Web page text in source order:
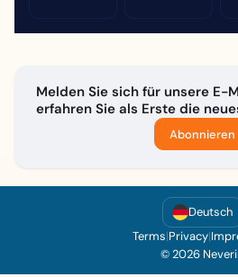
Melden Sie sich für unsere E-
erfahren Sie als Erste die
Abonnieren
Deutsch
Terms|Privacy|
© 2026